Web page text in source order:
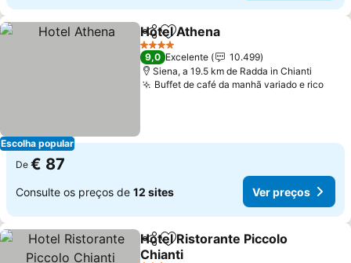
Escolha popular
PartilharAdicionar aos favoritos
Hotel Athena
4 Estrelas
9,0 Excelente
10.499
Siena, a 19.5 km de Radda in Chianti
Buffet de café da manhã variado e rico
De € 87
Consulte os preços de 12 sites Ver preços
PartilharAdicionar aos favoritos
Hotel Ristorante Piccolo
Chianti